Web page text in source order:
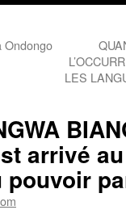
Ondongo
LES
arrivé